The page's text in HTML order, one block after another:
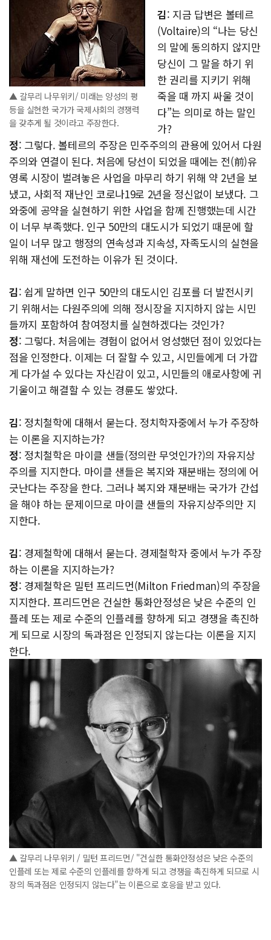
▲ 갈무리 나무위키/ 미래는 양성의 평
등을 실현한 국가가 국제사회의 경쟁력
을 갖추게 될 것이라고 주장한다.
김: 지금 답변은 볼테르
(Voltaire)의 “나는 당신
의 말에 동의하지 않지만
당신이 그 말을 하기 위
한 권리를 지키기 위해
죽을 때 까지 싸울 것이
다”는 의미로 하는 말인
가?
정: 그렇다. 볼테르의 주장은 민주주의의 관용에 있어서 다원
주의와 연결이 된다. 처음에 당선이 되었을 때에는 전(前)유
영록 시장이 벌려놓은 사업을 마무리 하기 위해 약 2년을 보
냈고, 사회적 재난인 코로나19로 2년을 정신없이 보냈다. 그
와중에 공약을 실현하기 위한 사업을 함께 진행했는데 시간
이 너무 부족했다. 인구 50만의 대도시가 되었기 때문에 할
일이 너무 많고 행정의 연속성과 지속성, 자족도시의 실현을
위해 재선에 도전하는 이유가 된 것이다.
김: 쉽게 말하면 인구 50만의 대도시인 김포를 더 발전시키
기 위해서는 다원주의에 의해 정시장을 지지하지 않는 시민
들까지 포함하여 참여정치를 실현하겠다는 것인가?
정: 그렇다. 처음에는 경험이 없어서 엉성했던 점이 있었다는
점을 인정한다. 이제는 더 잘할 수 있고, 시민들에게 더 가깝
게 다가설 수 있다는 자신감이 있고, 시민들의 애로사항에 귀
기울이고 해결할 수 있는 경륜도 쌓았다.
김: 정치철학에 대해서 묻는다. 정치학자중에서 누가 주장하
는 이론을 지지하는가?
정: 정치철학은 마이클 샌들(정의란 무엇인가?)의 자유지상
주의를 지지한다. 마이클 샌들은 복지와 재분배는 정의에 어
긋난다는 주장을 한다. 그러나 복지와 재분배는 국가가 간섭
을 해야 하는 문제이므로 마이클 샌들의 자유지상주의만 지
지한다.
김: 경제철학에 대해서 묻는다. 경제철학자 중에서 누가 주장
하는 이론을 지지하는가?
정: 경제철학은 밀턴 프리드먼(Milton Friedman)의 주장을
지지한다. 프리드먼은 건실한 통화안정성은 낮은 수준의 인
플레 또는 제로 수준의 인플레를 향하게 되고 경쟁을 촉진하
게 되므로 시장의 독과점은 인정되지 않는다는 이론을 지지
한다.
▲ 갈무리 나무위키 / 밀턴 프리드먼/ "건실한 통화안정성은 낮은 수준의
인플레 또는 제로 수준의 인플레를 향하게 되고 경쟁을 촉진하게 되므로 시
장의 독과점은 인정되지 않는다"는 이론으로 호응을 받고 있다.